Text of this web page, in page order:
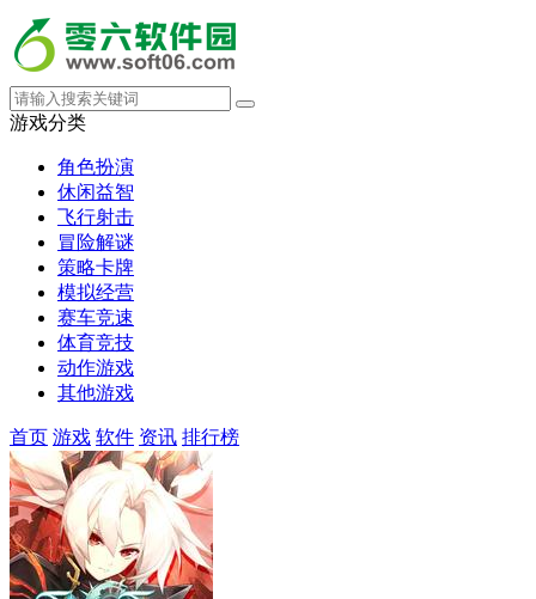
游戏分类
角色扮演
休闲益智
飞行射击
冒险解谜
策略卡牌
模拟经营
赛车竞速
体育竞技
动作游戏
其他游戏
首页 游戏 软件 资讯 排行榜